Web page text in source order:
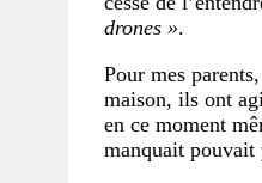
drones ».
Pour mes
maison, ils ont
en ce moment
manquait pouvait